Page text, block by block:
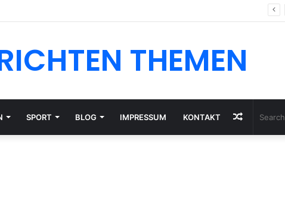
Währungsrisiko für Schweizer Anleger
THEMEN
SPORT BLOG IMPRESSUM KONTAKT Random